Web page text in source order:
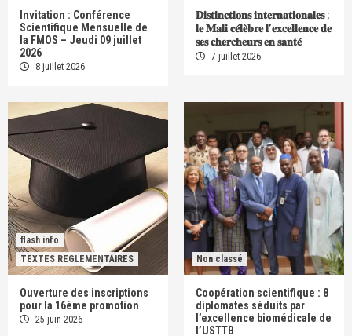
Invitation : Conférence
Scientifique Mensuelle de
la FMOS – Jeudi 09 juillet
2026
8 juillet 2026
𝐃𝐢𝐬𝐭𝐢𝐧𝐜𝐭𝐢𝐨𝐧𝐬 𝐢𝐧𝐭𝐞𝐫𝐧𝐚𝐭𝐢𝐨𝐧𝐚𝐥𝐞𝐬 :
𝐥𝐞 𝐌𝐚𝐥𝐢 𝐜𝐞́𝐥𝐞̀𝐛𝐫𝐞 𝐥’𝐞𝐱𝐜𝐞𝐥𝐥𝐞𝐧𝐜𝐞 𝐝𝐞
𝐬𝐞𝐬 𝐜𝐡𝐞𝐫𝐜𝐡𝐞𝐮𝐫𝐬 𝐞𝐧 𝐬𝐚𝐧𝐭𝐞́
7 juillet 2026
flash info
TEXTES REGLEMENTAIRES
Ouverture des inscriptions
pour la 16ème promotion
25 juin 2026
Non classé
Coopération scientifique : 8
diplomates séduits par
l’excellence biomédicale de
l’USTTB